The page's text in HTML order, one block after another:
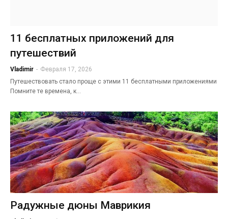
11 бесплатных приложений для
путешествий
Vladimir - Февраля 17, 2026
Путешествовать стало проще с этими 11 бесплатными приложениями
Помните те времена, к…
Радужные дюны Маврикия